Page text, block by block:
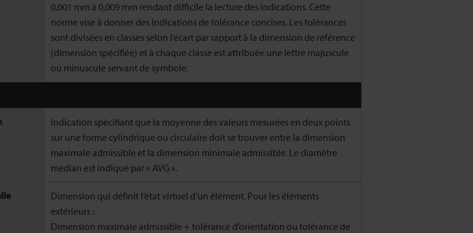
0,001 mm à 0,009 mm rendant difficile la lecture des indications. Cette
norme vise à donner des indications de tolérance concises. Les tolérances
sont divisées en classes selon l’écart par rapport à la dimension de référence
(dimension spécifiée) et à chaque classe est attribuée une lettre majuscule
ou minuscule servant de symbole.
Indication spécifiant que la moyenne des valeurs mesurées en deux points
sur une forme cylindrique ou circulaire doit se trouver entre la dimension
maximale admissible et la dimension minimale admissible. Le diamètre
médian est indiqué par « AVG ».
Dimension qui définit l’état virtuel d’un élément. Pour les éléments
extérieurs :
Dimension maximale admissible + tolérance d’orientation ou tolérance de